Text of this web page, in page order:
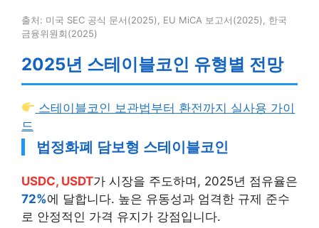
출처: 미국 SEC 공식 문서(2025), EU MiCA 보고서(2025), 한국
금융위원회(2025)
2025년 스테이블코인 유형별 전망
스테이블코인 보관법부터 환전까지 실사용 가이
드
법정화폐 담보형 스테이블코인
USDC, USDT가 시장을 주도하며, 2025년 점유율은
72%에 달합니다. 높은 유동성과 엄격한 규제 준수
로 안정적인 가격 유지가 강점입니다.